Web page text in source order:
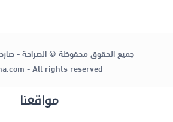
جميع الحقوق محفوظة © الصراحة - صارحني
- All rights reserved